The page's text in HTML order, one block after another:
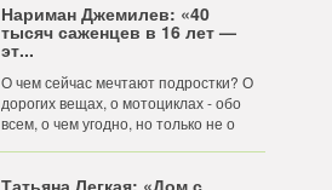
Нариман Джемилев: «40
тысяч саженцев в 16 лет —
эт...
О чем сейчас мечтают подростки? О
дорогих вещах, о мотоциклах - обо
всем, о чем угодно, но только не о
Татьяна Легкая: «Дом с